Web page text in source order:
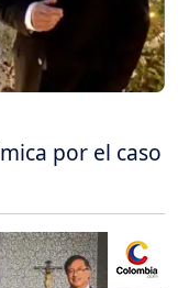
por el caso